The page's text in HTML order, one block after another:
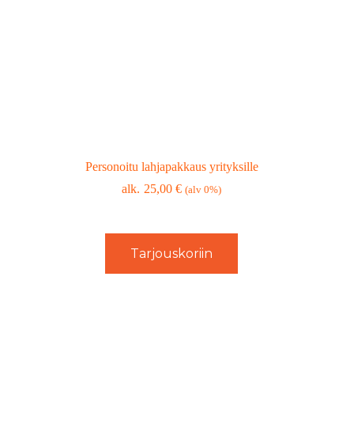
Personoitu lahjapakkaus yrityksille
25,00€ (alv 0%)
Tarjouskoriin